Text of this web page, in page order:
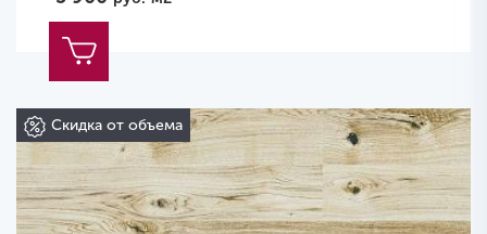
Скидка от объема